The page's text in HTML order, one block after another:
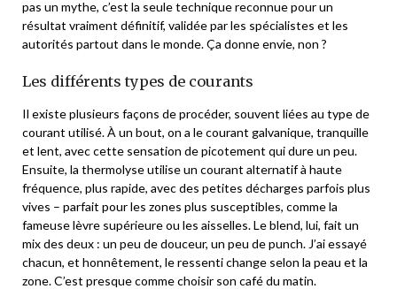
pas un mythe, c’est la seule technique reconnue pour un
résultat vraiment définitif, validée par les spécialistes et les
autorités partout dans le monde. Ça donne envie, non ?
Les différents types de courants
Il existe plusieurs façons de procéder, souvent liées au type de
courant utilisé. À un bout, on a le courant galvanique, tranquille
et lent, avec cette sensation de picotement qui dure un peu.
Ensuite, la thermolyse utilise un courant alternatif à haute
fréquence, plus rapide, avec des petites décharges parfois plus
vives – parfait pour les zones plus susceptibles, comme la
fameuse lèvre supérieure ou les aisselles. Le blend, lui, fait un
mix des deux : un peu de douceur, un peu de punch. J’ai essayé
chacun, et honnêtement, le ressenti change selon la peau et la
zone. C’est presque comme choisir son café du matin.